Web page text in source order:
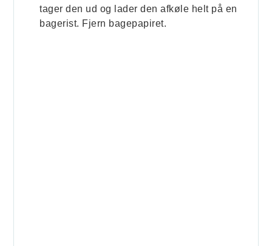
tager den ud og lader den afkøle helt på en
bagerist. Fjern bagepapiret.